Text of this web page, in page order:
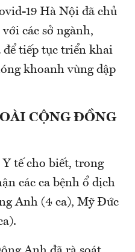
19 Hà Nội đã chủ
các sở ngành,
để tiếp tục triển khai
khoanh vùng dập
CỘNG ĐỒNG
tế cho biết, trong
các ca bệnh ổ dịch
Anh (4 ca), Mỹ Đức